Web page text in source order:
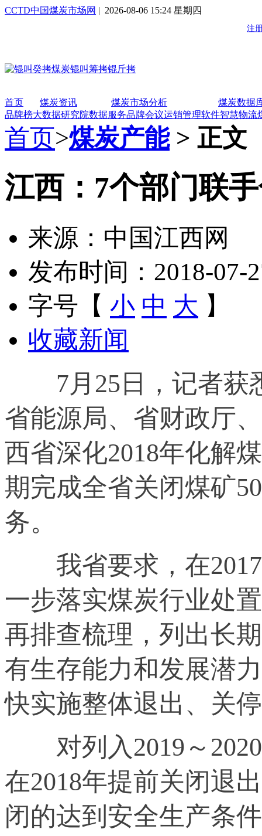
CCTD中国煤炭市场网 | 2026-08-06 15:24 星期四
首页 煤炭资讯 煤炭市场分析
煤炭数据
品牌榜大数据研究院数据服务品牌会议运销管理软件智慧物流
首页>煤炭产能> 正文
江西：7个部门联
来源：中国江西网
发布时间：2018-07-
字号【 小 中 大 】
收藏新闻
7月25日，记者
省能源局、省财政厅
西省深化2018年化解
期完成全省关闭煤矿
务。
我省要求，在2017
一步落实煤炭行业处
再排查梳理，列出长
有生存能力和发展潜
快实施整体退出、关
对列入2019～2020
在2018年提前关闭退
闭的达到安全生产条